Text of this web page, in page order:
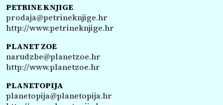
PETRINE KNJIGE
prodaja@petrineknjige.hr
http://www.petrineknjige.hr
PLANET ZOE
narudzbe@planetzoe.hr
http://www.planetzoe.hr
PLANETOPIJA
planetopija@planetopija.hr